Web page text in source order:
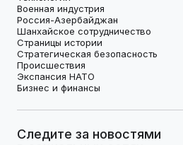
Военная индустрия
Россия-Азербайджан
Шанхайское сотрудничество
Страницы истории
Стратегическая безопасность
Происшествия
Экспансия НАТО
Бизнес и финансы
Следите за новостями